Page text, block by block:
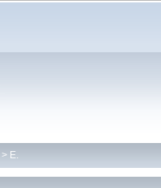
> E.